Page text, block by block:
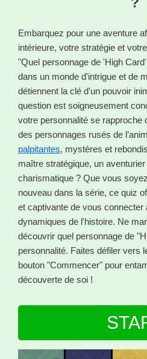
Embarquez pour une aventure
intérieure, votre stratégie et
"Quel personnage de 'High
dans un monde d'intrigue et de
détiennent la clé d'un pouvoir
question est soigneusement
votre personnalité se rapproche
des personnages rusés de
palpitantes, mystères et
maître stratégique, un
charismatique ? Que vous
nouveau dans la série, ce quiz
et captivante de vous connecter
dynamiques de l'histoire. Ne
découvrir quel personnage de
personnalité. Faites défiler vers
bouton "Commencer" pour
découverte de soi !